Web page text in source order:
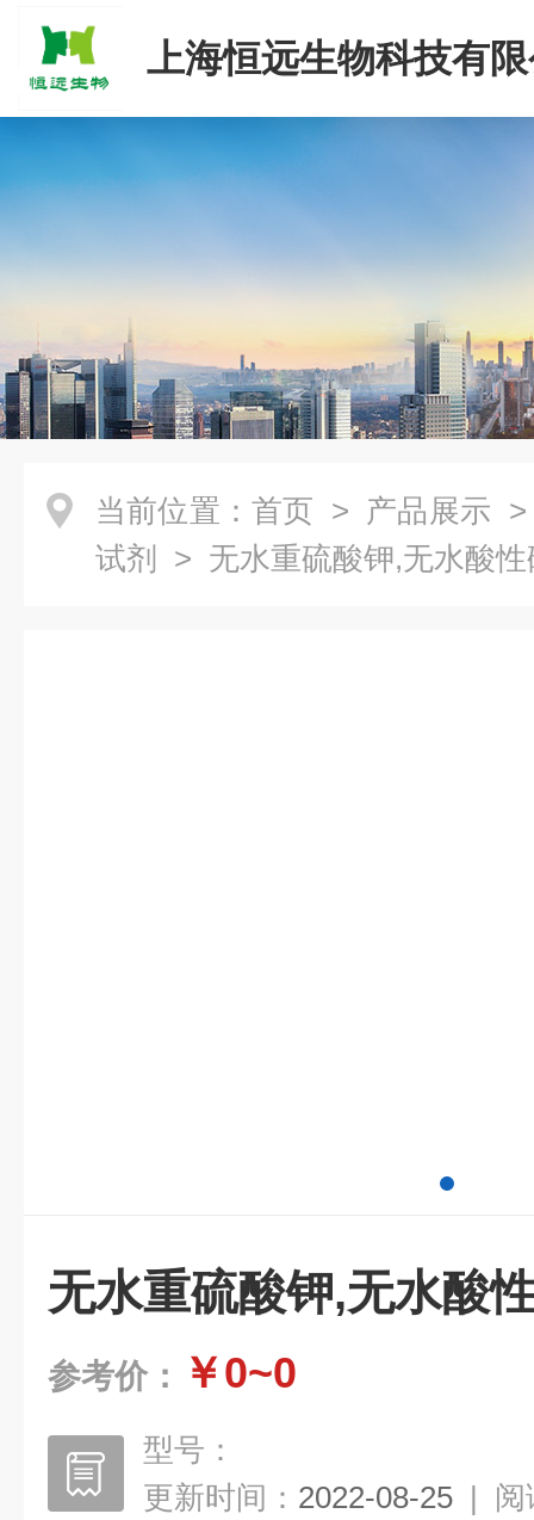
上海恒远生物科技有
当前位置： 首页 > 产品展示
试剂
> 无水重硫酸钾,无水酸性
无水重硫酸钾,无水酸
参考价： ￥0~0
型号：
更新时间： 2022-08-25 | 阅